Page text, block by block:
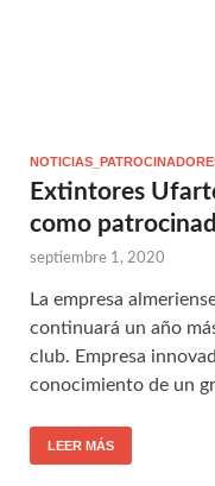
Extintores
como
septiembre 1, 2020
La empresa
continuará un año
club. Empresa
conocimiento de un
LEER MÁS